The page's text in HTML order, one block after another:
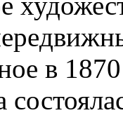
в